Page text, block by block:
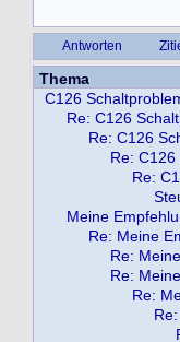
Antworten
Thema
C126
Re: C126
Re: C126
Re:
Re:
Meine
Re: Meine
Re:
Re:
Re: